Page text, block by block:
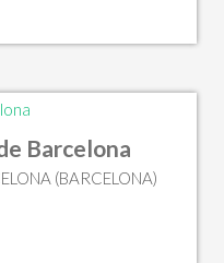
Barcelona
(BARCELONA)